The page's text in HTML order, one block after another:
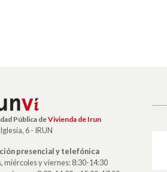
Pública deVivienda de Irun
6 - IRUN
presencial y telefónica
miércoles y viernes: 8:30-14:30